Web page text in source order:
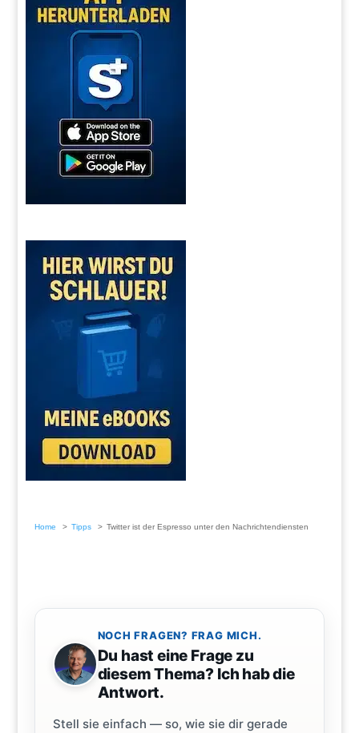
Home Tipps Twitter ist der Espresso unter den Nachrichtendiensten
NOCH FRAGEN? FRAG MICH.
Du hast eine Frage zu
diesem Thema? Ich hab die
Antwort.
Stell sie einfach — so, wie sie dir gerade